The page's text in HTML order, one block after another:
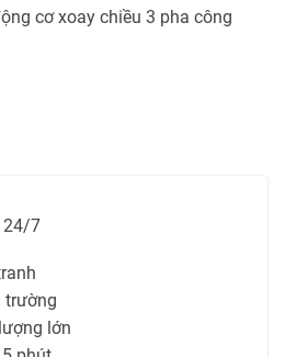
24/7
trường
lớn
cơ xoay chiều 3 pha công